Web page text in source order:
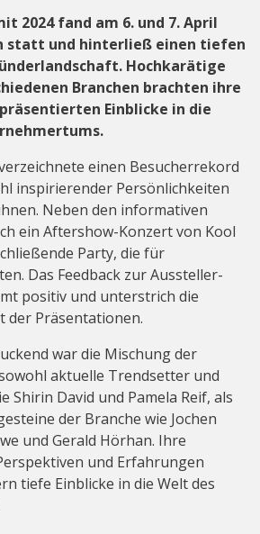
2024 fand am 6. und 7. April
statt und hinterließ einen tiefen
Hochkarätige
Branchen brachten ihre
Einblicke in die
einen Besucherrekord
inspirierender Persönlichkeiten
Neben den informativen
ein Aftershow-Konzert von Kool
Party, die für
Das Feedback zur Aussteller-
positiv und unterstrich die
der Präsentationen.
war die Mischung der
aktuelle Trendsetter und
Shirin David und Pamela Reif, als
der Branche wie Jochen
und Gerald Hörhan. Ihre
und Erfahrungen
tiefe Einblicke in die Welt des